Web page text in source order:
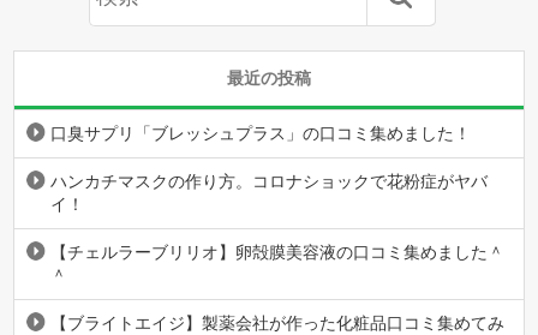
最近の投稿
口臭サプリ「ブレッシュプラス」の口コミ集めました！
ハンカチマスクの作り方。コロナショックで花粉症がヤバ
イ！
【チェルラーブリリオ】卵殻膜美容液の口コミ集めました＾
＾
【ブライトエイジ】製薬会社が作った化粧品口コミ集めてみ